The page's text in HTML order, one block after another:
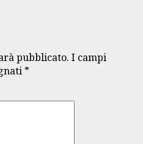
pubblicato. I campi
*